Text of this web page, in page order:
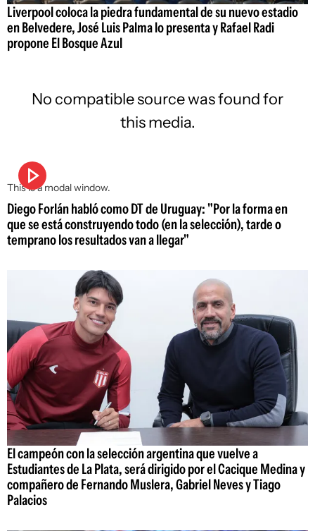
Liverpool coloca la piedra fundamental de su nuevo estadio
en Belvedere, José Luis Palma lo presenta y Rafael Radi
propone El Bosque Azul
This is a modal window.
No compatible source was found for
this media.
Diego Forlán habló como DT de Uruguay: "Por la forma en
que se está construyendo todo (en la selección), tarde o
temprano los resultados van a llegar"
El campeón con la selección argentina que vuelve a
Estudiantes de La Plata, será dirigido por el Cacique Medina y
compañero de Fernando Muslera, Gabriel Neves y Tiago
Palacios